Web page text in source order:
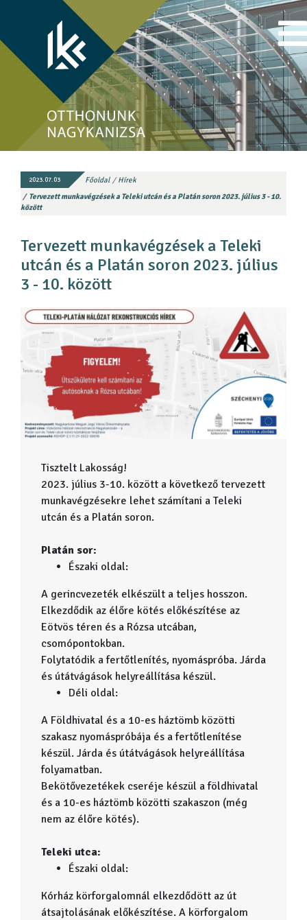
2023.07.03 Főoldal
Hírek
Tervezett munkavégzések a Teleki utcán és a Platán soron 2023. július 3 - 10.
között
Tervezett munkavégzések a Teleki
utcán és a Platán soron 2023. július
3 - 10. között
Tisztelt Lakosság!
2023. július 3-10. között a következő tervezett
munkavégzésekre lehet számítani a Teleki
utcán és a Platán soron.
Platán sor:
Északi oldal:
A gerincvezeték elkészült a teljes hosszon.
Elkezdődik az élőre kötés előkészítése az
Eötvös téren és a Rózsa utcában,
csomópontokban.
Folytatódik a fertőtlenítés, nyomáspróba. Járda
és útátvágások helyreállítása készül.
Déli oldal:
A Földhivatal és a 10-es háztömb közötti
szakasz nyomáspróbája és a fertőtlenítése
készül. Járda és útátvágások helyreállítása
folyamatban.
Bekötővezetékek cseréje készül a földhivatal
és a 10-es háztömb közötti szakaszon (még
nem az élőre kötés).
Teleki utca:
Északi oldal:
Kórház körforgalomnál elkezdődött az út
átsajtolásának előkészítése. A körforgalom